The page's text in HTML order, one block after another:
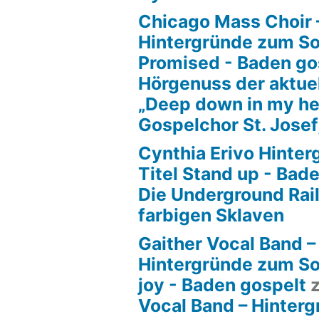
Chicago Mass Choir
Hintergründe zum
Promised - Baden
Hörgenuss der
„Deep down in my
Gospelchor St.
Cynthia Erivo
Titel Stand up -
Die Underground
farbigen Sklaven
Gaither Vocal Band –
Hintergründe zum
joy - Baden gospelt
Vocal Band –